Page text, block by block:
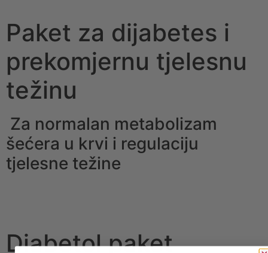
Paket za dijabetes i
prekomjernu tjelesnu
težinu
Za normalan metabolizam
šećera u krvi i regulaciju
tjelesne težine
Diabetol paket